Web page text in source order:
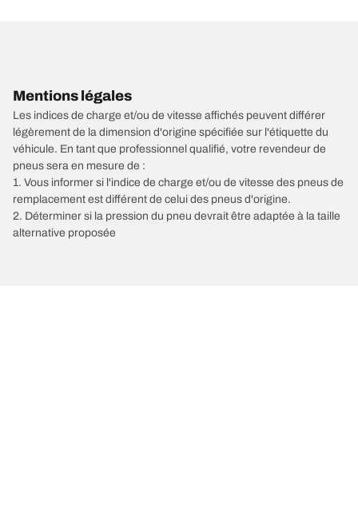
Mentions légales
Les indices de charge et/ou de vitesse affichés peuvent différer
légèrement de la dimension d'origine spécifiée sur l'étiquette du
véhicule. En tant que professionnel qualifié, votre revendeur de
pneus sera en mesure de :
1. Vous informer si l'indice de charge et/ou de vitesse des pneus de
remplacement est différent de celui des pneus d'origine.
2. Déterminer si la pression du pneu devrait être adaptée à la taille
alternative proposée